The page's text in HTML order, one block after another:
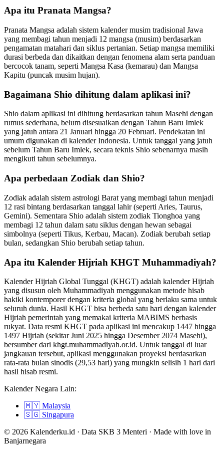
Apa itu Pranata Mangsa?
Pranata Mangsa adalah sistem kalender musim tradisional Jawa
yang membagi tahun menjadi 12 mangsa (musim) berdasarkan
pengamatan matahari dan siklus pertanian. Setiap mangsa memiliki
durasi berbeda dan dikaitkan dengan fenomena alam serta panduan
bercocok tanam, seperti Mangsa Kasa (kemarau) dan Mangsa
Kapitu (puncak musim hujan).
Bagaimana Shio dihitung dalam aplikasi ini?
Shio dalam aplikasi ini dihitung berdasarkan tahun Masehi dengan
rumus sederhana, belum disesuaikan dengan Tahun Baru Imlek
yang jatuh antara 21 Januari hingga 20 Februari. Pendekatan ini
umum digunakan di kalender Indonesia. Untuk tanggal yang jatuh
sebelum Tahun Baru Imlek, secara teknis Shio sebenarnya masih
mengikuti tahun sebelumnya.
Apa perbedaan Zodiak dan Shio?
Zodiak adalah sistem astrologi Barat yang membagi tahun menjadi
12 rasi bintang berdasarkan tanggal lahir (seperti Aries, Taurus,
Gemini). Sementara Shio adalah sistem zodiak Tionghoa yang
membagi 12 tahun dalam satu siklus dengan hewan sebagai
simbolnya (seperti Tikus, Kerbau, Macan). Zodiak berubah setiap
bulan, sedangkan Shio berubah setiap tahun.
Apa itu Kalender Hijriah KHGT Muhammadiyah?
Kalender Hijriah Global Tunggal (KHGT) adalah kalender Hijriah
yang disusun oleh Muhammadiyah menggunakan metode hisab
hakiki kontemporer dengan kriteria global yang berlaku sama untuk
seluruh dunia. Hasil KHGT bisa berbeda satu hari dengan kalender
Hijriah pemerintah yang memakai kriteria MABIMS berbasis
rukyat. Data resmi KHGT pada aplikasi ini mencakup 1447 hingga
1497 Hijriah (sekitar Juni 2025 hingga Desember 2074 Masehi),
bersumber dari khgt.muhammadiyah.or.id. Untuk tanggal di luar
jangkauan tersebut, aplikasi menggunakan proyeksi berdasarkan
rata-rata bulan sinodis (29,53 hari) yang mungkin selisih 1 hari dari
hasil hisab resmi.
Kalender Negara Lain:
🇲🇾 Malaysia
🇸🇬 Singapura
© 2026 Kalenderku.id · Data SKB 3 Menteri · Made with love in
Banjarnegara